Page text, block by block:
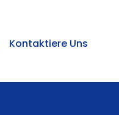
Kontaktiere Uns